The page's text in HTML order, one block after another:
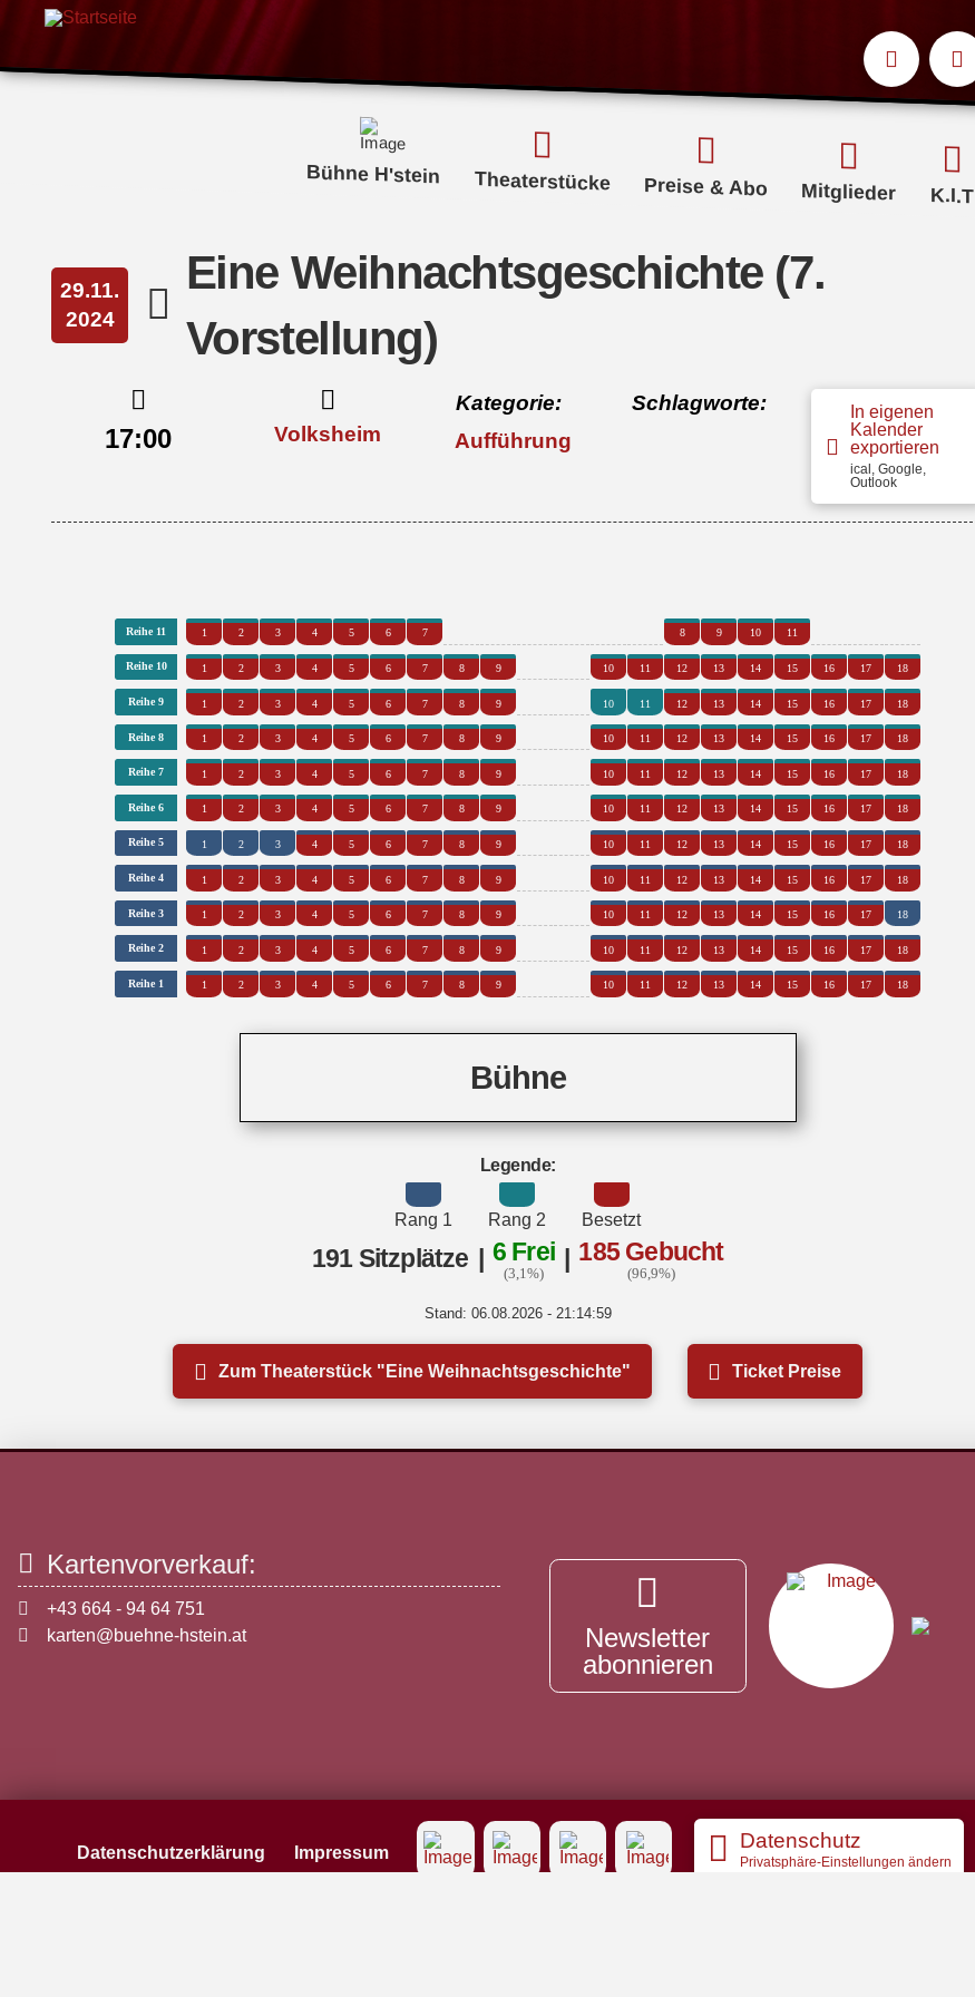
Bühne H'stein Theaterstücke Preise & Abo Mitglieder K.I.T
29.11.
2024
Eine Weihnachtsgeschichte (7.
Vorstellung)
17:00 Volksheim
Kategorie:
Aufführung
Schlagworte:
In eigenen
Kalender
exportieren
ical, Google,
Outlook
Reihe 11 1 2 3 4 5 6 7 8 9 10 11
Reihe 10 1 2 3 4 5 6 7 8 9 10 11 12 13 14 15 16 17 18
Reihe9 1 2 3 4 5 6 7 8 9 10 11 12 13 14 15 16 17 18
Reihe8 1 2 3 4 5 6 7 8 9 10 11 12 13 14 15 16 17 18
Reihe7 1 2 3 4 5 6 7 8 9 10 11 12 13 14 15 16 17 18
Reihe6 1 2 3 4 5 6 7 8 9 10 11 12 13 14 15 16 17 18
Reihe5 1 2 3 4 5 6 7 8 9 10 11 12 13 14 15 16 17 18
Reihe4 1 2 3 4 5 6 7 8 9 10 11 12 13 14 15 16 17 18
Reihe3 1 2 3 4 5 6 7 8 9 10 11 12 13 14 15 16 17 18
Reihe2 1 2 3 4 5 6 7 8 9 10 11 12 13 14 15 16 17 18
Reihe 1 1 2 3 4 5 6 7 8 9 10 11 12 13 14 15 16 17 18
Bühne
Legende:
Rang 1 Rang 2 Besetzt
191 Sitzplätze | 6 Frei
(3,1%)
| 185 Gebucht
(96,9%)
Stand: 06.08.2026 - 21:14:59
Zum Theaterstück "Eine Weihnachtsgeschichte" Ticket Preise
Kartenvorverkauf:
+43 664 - 94 64 751
karten@buehne-hstein.at
Newsletter
abonnieren
Datenschutzerklärung Impressum
Datenschutz
Privatsphäre-Einstellungen ändern